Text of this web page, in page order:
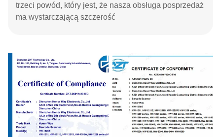
trzeci powód, który jest, że nasza obsługa posprzedaż
ma wystarczającą szczerość